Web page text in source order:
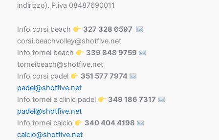
indirizzo). P.iva 08487690011
Info corsi beach
327 328 6597
corsi.beachvolley@shotfive.net
Info tornei beach
339 848 9759
torneibeach@shotfive.net
Info corsi padel
351 577 7974
padel@shotfive.net
Info tornei e clinic padel
349 186 7317
padel@shotfive.net
Info tornei calcio
340 404 4198
calcio@shotfive.net